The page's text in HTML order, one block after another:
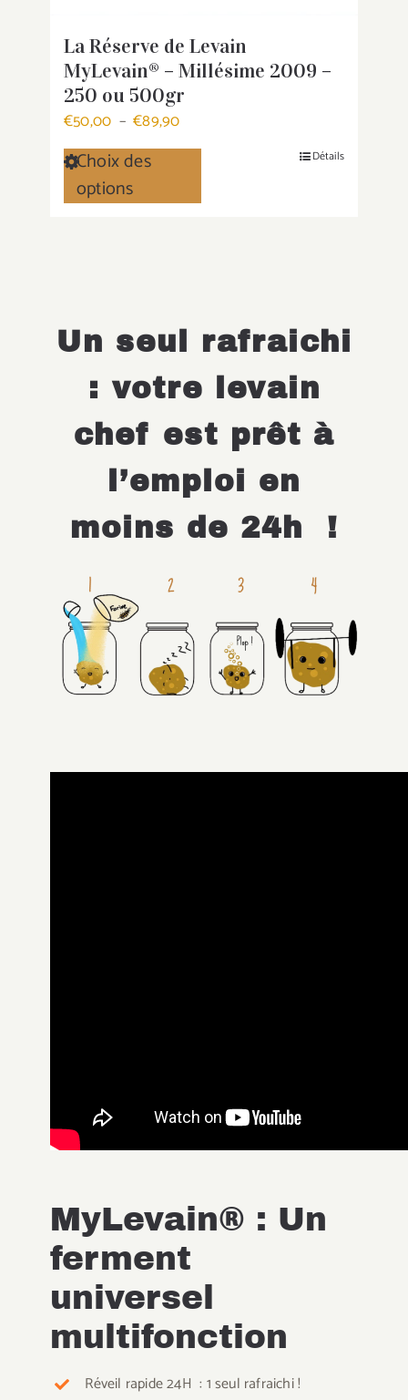
La Réserve de Levain
MyLevain® – Millésime 2009 –
250 ou 500gr
€50,00 – €89,90Plage
de
€50,00
Choix des
options
options
peuvent
être
choisies
sur
la
page
du
produit
Détails
Un seul rafraichi
: votre levain
chef est prêt à
l’emploi en
moins de 24h !
MyLevain® : Un
ferment
universel
multifonction
Réveil rapide 24H : 1 seul rafraichi !